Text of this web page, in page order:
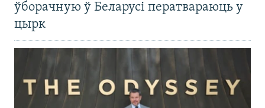
ўборачную ў Беларусі ператвараюць у
цырк